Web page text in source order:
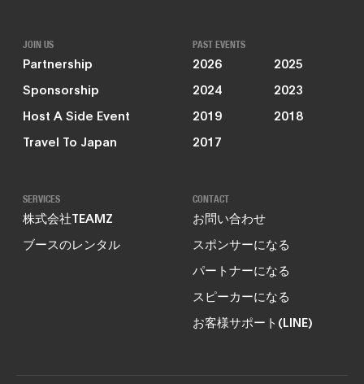
JOIN US
Partnership
Sponsorship
Host A Side Event
Travel To Japan
PAST EVENTS
2026
2025
2024
2023
2019
2018
2017
SERVICES
株式会社TEAMZ
ブースのレンタル
CONTACT
お問い合わせ
スポンサーになる
パートナーになる
スピーカーになる
お客様サポート(LINE)